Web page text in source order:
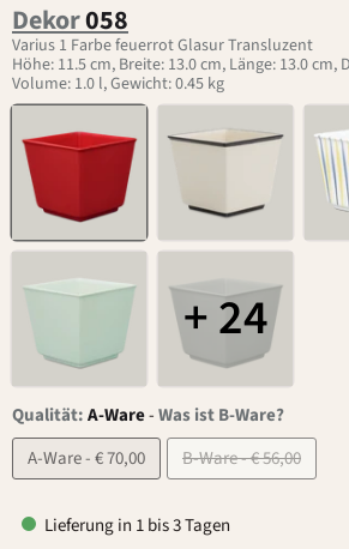
Dekor058
Varius 1 Farbe feuerrot Glasur Transluzent
Höhe: 11.5 cm, Breite: 13.0 cm, Länge: 13.0 cm,
Volume: 1.0 l, Gewicht: 0.45 kg
+ 24
Qualität:A-Ware-Was ist B-Ware?
A-Ware - € 70,00
B-Ware - € 56,00
Lieferung in 1 bis 3 Tagen